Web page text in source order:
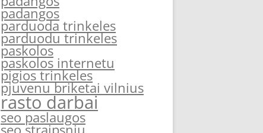
padangos
parduoda trinkeles
parduodu trinkeles
paskolos
paskolos internetu
pigios trinkeles
pjuvenu briketai vilnius
rasto darbai
seo paslaugos